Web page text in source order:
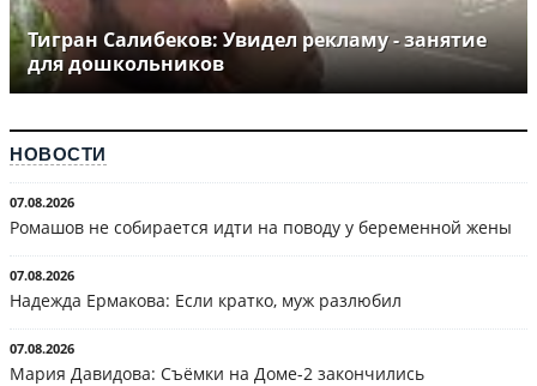
Тигран Салибеков: Увидел рекламу - занятие
для дошкольников
НОВОСТИ
07.08.2026
Ромашов не собирается идти на поводу у беременной жены
07.08.2026
Надежда Ермакова: Если кратко, муж разлюбил
07.08.2026
Мария Давидова: Съёмки на Доме-2 закончились